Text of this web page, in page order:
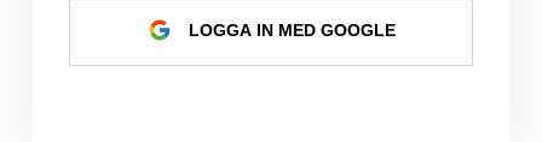
LOGGA IN MED GOOGLE